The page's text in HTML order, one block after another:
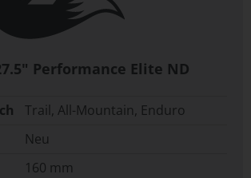
Performance Elite ND
Trail, All-Mountain, Enduro
Neu
160 mm